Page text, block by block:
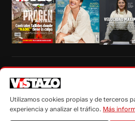
autorización escrita de su titular, de todos los
Utilizamos cookies propias y de terceros
experiencia y analizar el tráfico. Más